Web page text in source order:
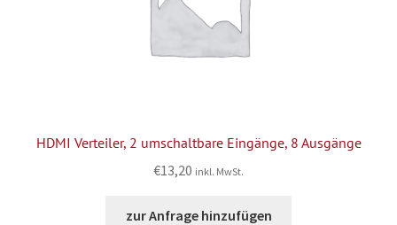
HDMI Verteiler, 2 umschaltbare Eingänge, 8 Ausgänge
€13,20 inkl. MwSt.
zur Anfrage hinzufügen